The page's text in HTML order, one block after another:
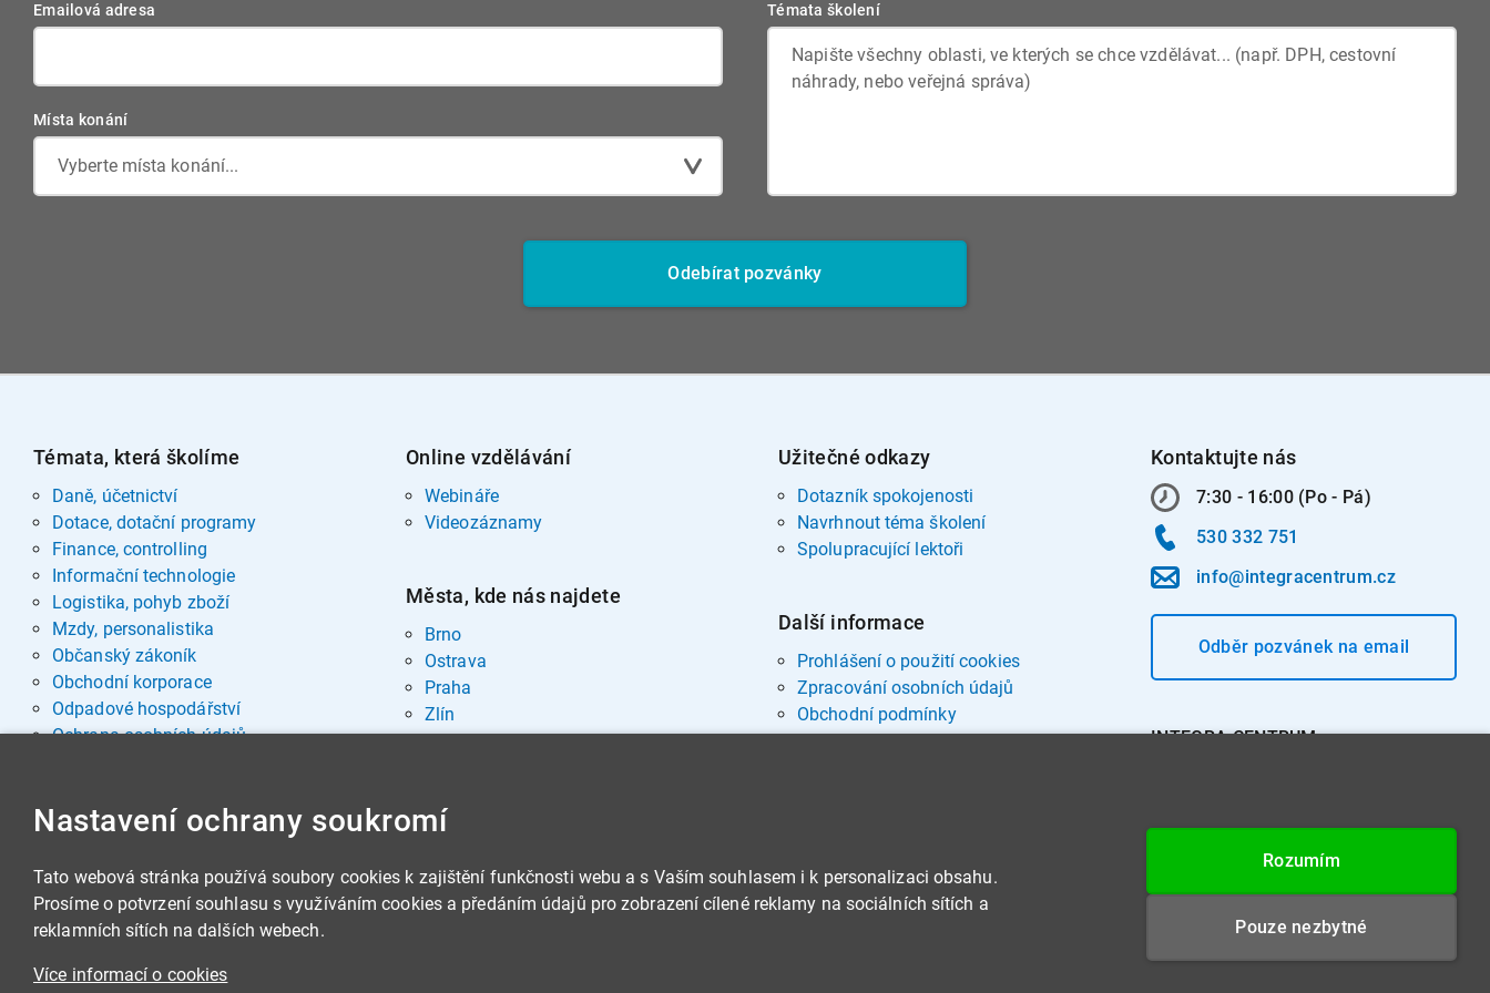
Emailová adresa
Místa konání
Vyberte místa konání...
Témata školení
Odebírat pozvánky
Témata, která školíme
Daně, účetnictví
Dotace, dotační programy
Finance, controlling
Informační technologie
Logistika, pohyb zboží
Mzdy, personalistika
Občanský zákoník
Obchodní korporace
Odpadové hospodářství
Ochrana osobních údajů
Sociální oblast
Stavby, nemovitosti
Veřejná správa
Veřejné zakázky
Životní prostředí
Online vzdělávání
Webináře
Videozáznamy
Města, kde nás najdete
Brno
Ostrava
Praha
Zlín
Užitečné odkazy
Dotazník spokojenosti
Navrhnout téma školení
Spolupracující lektoři
Další informace
Prohlášení o použití cookies
Zpracování osobních údajů
Obchodní podmínky
Kontaktujte nás
7:30 - 16:00 (Po - Pá)
530 332 751
info@integracentrum.cz
Odběr pozvánekna email
INTEGRA CENTRUM s.r.o.
IČ: 26234203
DIČ: CZ26234203
Nastavení ochrany soukromí
Tato webová stránka používá soubory cookies k zajištění funkčnosti webu a s Vaším souhlasem i k personalizaci obsahu.
Prosíme o potvrzení souhlasu s využíváním cookies a předáním údajů pro zobrazení cílené reklamy na sociálních sítích a
reklamních sítích na dalších webech.
Více informací o cookies
Rozumím
Pouze nezbytné